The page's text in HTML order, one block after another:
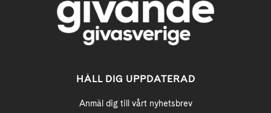
HÅLL DIG UPPDATERAD
Anmäl dig till vårt nyhetsbrev